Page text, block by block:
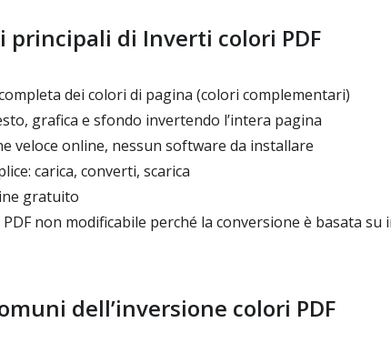
principali di Inverti colori PDF
dei colori di pagina (colori complementari)
grafica e sfondo invertendo l’intera pagina
veloce online, nessun software da installare
carica, converti, scarica
gratuito
non modificabile perché la conversione è basata su
dell’inversione colori PDF